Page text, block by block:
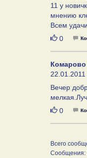
11 у
мнению
Всем
0
Комарово
Вечер
0
Всего
Сообщения: